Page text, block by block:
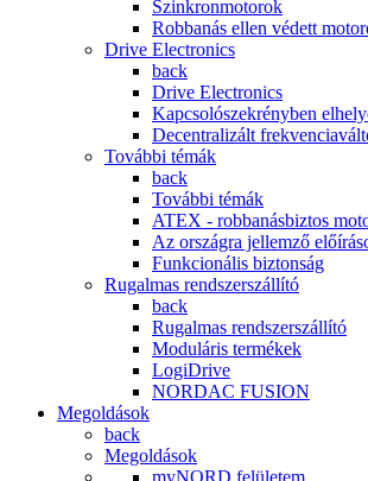
Szinkronmotorok
Robbanás ellen védett
Drive Electronics
back
Drive Electronics
Kapcsolószekrényben
Decentralizált
További témák
back
További témák
ATEX - robbanásbiztos
Az országra jellemző
Funkcionális biztonság
Rugalmas rendszerszállító
back
Rugalmas rendszerszállító
Moduláris termékek
LogiDrive
NORDAC FUSION
Megoldások
back
Megoldások
myNORD felületem